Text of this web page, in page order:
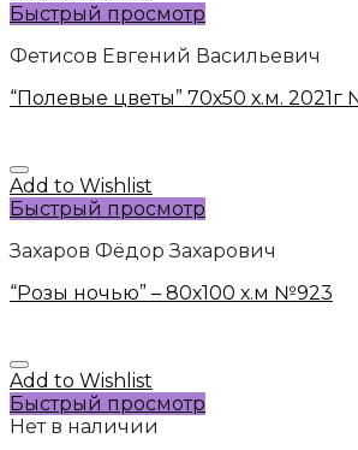
Быстрый просмотр
Фетисов Евгений Васильевич
“Полевые цветы” 70х50 х.м. 2021г
Add to Wishlist
Быстрый просмотр
Захаров Фёдор Захарович
“Розы ночью” – 80х100 х.м №923
Add to Wishlist
Быстрый просмотр
Нет в наличии